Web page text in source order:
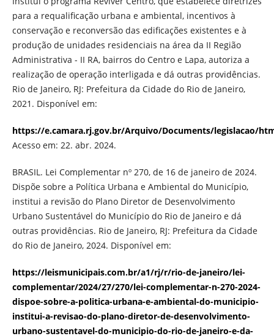
para a requalificação urbana e ambiental, incentivos à
conservação e reconversão das edificações existentes e à
produção de unidades residenciais na área da II Região
Administrativa - II RA, bairros do Centro e Lapa, autoriza a
realização de operação interligada e dá outras providências.
Rio de Janeiro, RJ: Prefeitura da Cidade do Rio de Janeiro,
2021. Disponível em:
https://e.camara.rj.gov.br/Arquivo/Documents/legislacao/
Acesso em: 22. abr. 2024.
BRASIL. Lei Complementar nº 270, de 16 de janeiro de 2024.
Dispõe sobre a Política Urbana e Ambiental do Município,
institui a revisão do Plano Diretor de Desenvolvimento
Urbano Sustentável do Município do Rio de Janeiro e dá
outras providências. Rio de Janeiro, RJ: Prefeitura da Cidade
do Rio de Janeiro, 2024. Disponível em:
https://leismunicipais.com.br/a1/rj/r/rio-de-janeiro/lei-
complementar/2024/27/270/lei-complementar-n-270-2024-
dispoe-sobre-a-politica-urbana-e-ambiental-do-municipio-
institui-a-revisao-do-plano-diretor-de-desenvolvimento-
urbano-sustentavel-do-municipio-do-rio-de-janeiro-e-da-